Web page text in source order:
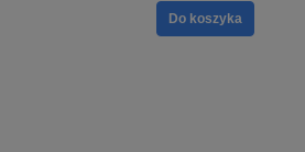
Do koszyka